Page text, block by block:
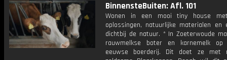
BinnensteBuiten: Afl. 101
Wonen in een mooi tiny house
oplossingen, natuurlijke materialen en
dichtbij de natuur. * In Zoeterwoude
rauwmelkse boter en karnemelk op
eeuwse boerderij. Dit doet ze met